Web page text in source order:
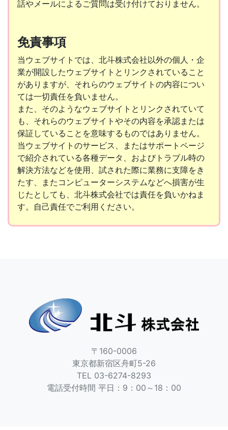
話やメールによるご質問は受け付けておりません。
免責事項
当ウェブサイトでは、北斗株式会社以外の個人・企
業が開設したウェブサイトとリンクされていること
がありますが、それらのウェブサイトの内容につい
ては一切責任を負いません。
また、そのようなウェブサイトとリンクされていて
も、それらのウェブサイトやその内容を承認または
保証していることを意味するものではありません。
当ウェブサイトのサービス、またはサポートページ
で紹介されている各種データ、およびトラブル時の
解決方法などを使用、試された際に業務に支障をき
たす、またコンピューターシステムなどへ損害が生
じたとしても、北斗株式会社では責任を負いかねま
す。自己責任でご利用ください。
〒160-0006
東京都新宿区舟町5-26
TEL 03-6274-8293
電話受付時間 平日：9：00～18：00